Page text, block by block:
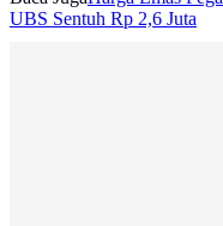
UBS Sentuh Rp 2,6 Juta